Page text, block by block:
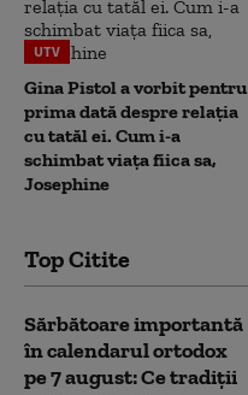
UTV
Gina Pistol a vorbit pentru
prima dată despre relația
cu tatăl ei. Cum i-a
schimbat viața fiica sa,
Josephine
Top Citite
Sărbătoare importantă
în calendarul ortodox
pe 7 august: Ce tradiții